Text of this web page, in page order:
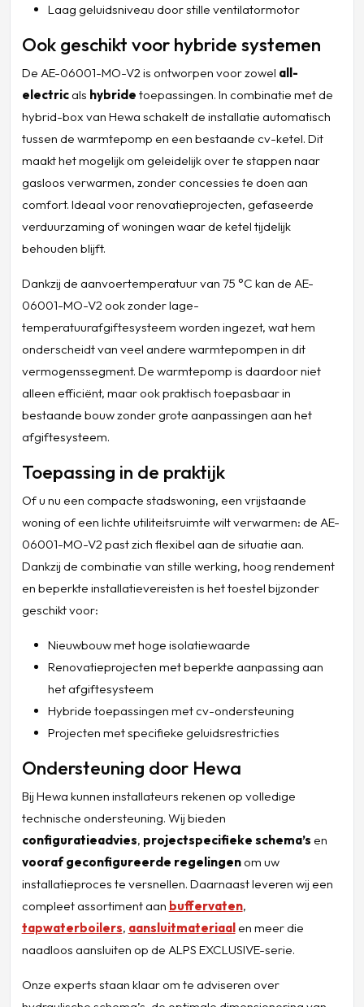
Laag geluidsniveau door stille ventilatormotor
Ook geschikt voor hybride systemen
De AE-06001-MO-V2 is ontworpen voor zowel all-
electricals hybride toepassingen. In combinatie met de
hybrid-box van Hewa schakelt de installatie automatisch
tussen de warmtepomp en een bestaande cv-ketel. Dit
maakt het mogelijk om geleidelijk over te stappen naar
gasloos verwarmen, zonder concessies te doen aan
comfort. Ideaal voor renovatieprojecten, gefaseerde
verduurzaming of woningen waar de ketel tijdelijk
behouden blijft.
Dankzij de aanvoertemperatuur van 75 °C kan de AE-
06001-MO-V2 ook zonder lage-
temperatuurafgiftesysteem worden ingezet, wat hem
onderscheidt van veel andere warmtepompen in dit
vermogenssegment. De warmtepomp is daardoor niet
alleen efficiënt, maar ook praktisch toepasbaar in
bestaande bouw zonder grote aanpassingen aan het
afgiftesysteem.
Toepassing in de praktijk
Of u nu een compacte stadswoning, een vrijstaande
woning of een lichte utiliteitsruimte wilt verwarmen: de AE-
06001-MO-V2 past zich flexibel aan de situatie aan.
Dankzij de combinatie van stille werking, hoog rendement
en beperkte installatievereisten is het toestel bijzonder
geschikt voor:
Nieuwbouw met hoge isolatiewaarde
Renovatieprojecten met beperkte aanpassing aan
het afgiftesysteem
Hybride toepassingen met cv-ondersteuning
Projecten met specifieke geluidsrestricties
Ondersteuning door Hewa
Bij Hewa kunnen installateurs rekenen op volledige
technische ondersteuning. Wij bieden
configuratieadvies, projectspecifieke schema’s en
vooraf geconfigureerde regelingenom uw
installatieproces te versnellen. Daarnaast leveren wij een
compleet assortiment aan buffervaten,
tapwaterboilers, aansluitmateriaalen meerdie
naadloos aansluiten op de ALPS EXCLUSIVE-serie.
Onze experts staan klaar om te adviseren over